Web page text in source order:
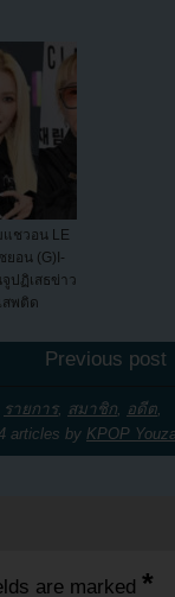
ชวอน LE
ยอน (G)I-
ปฏิเสธข่าว
สพติด
Previous post
รายการ, สมาชิก, อดีต,
articles by KPOP
are marked *